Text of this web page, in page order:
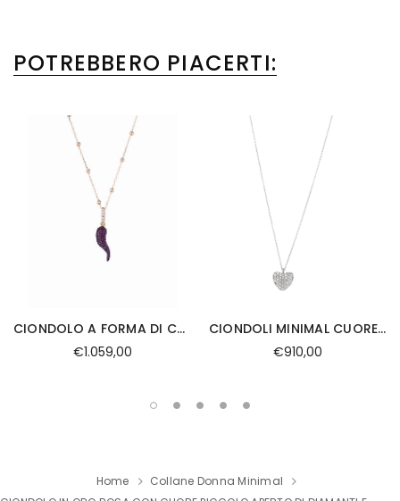
POTREBBERO PIACERTI:
CIONDOLO A FORMA DI CORNO BOMBATO IN DIAMANTI E RUBINI E CATENINA PALLINATA IN ORO ROSA
€1.059,00
CIONDOLI MINIMAL CUORE MEDIO
€910,00
Home
Collane Donna Minimal